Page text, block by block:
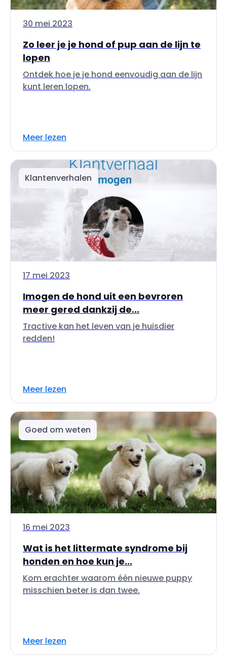
30 mei 2023
Zo leer je je hond of pup aan de lijn te
lopen
Ontdek hoe je je hond eenvoudig aan de lijn
kunt leren lopen.
Meer lezen
Klantenverhalen
17 mei 2023
Imogen de hond uit een bevroren
meer gered dankzij de...
Tractive kan het leven van je huisdier
redden!
Meer lezen
Goed om weten
16 mei 2023
Wat is het littermate syndrome bij
honden en hoe kun je...
Kom erachter waarom één nieuwe puppy
misschien beter is dan twee.
Meer lezen